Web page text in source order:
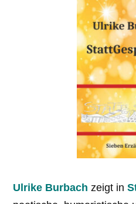
Ulrike Burbach zeigt in